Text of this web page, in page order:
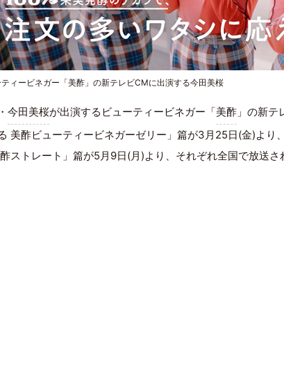
ティービネガー「美酢」の新テレビCMに出演する今田美桜
・ 今田美桜が出演するビューティービネガー「美酢 」の新テ
美酢ビューティービネガーゼリー」篇が3月25日(金)より
ストレート」篇が5月9日(月)より、それぞれ全国で放送さ